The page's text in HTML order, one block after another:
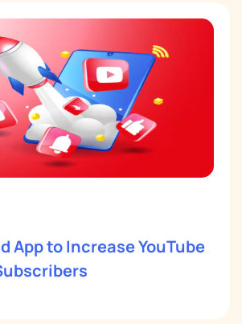
App to Increase YouTube